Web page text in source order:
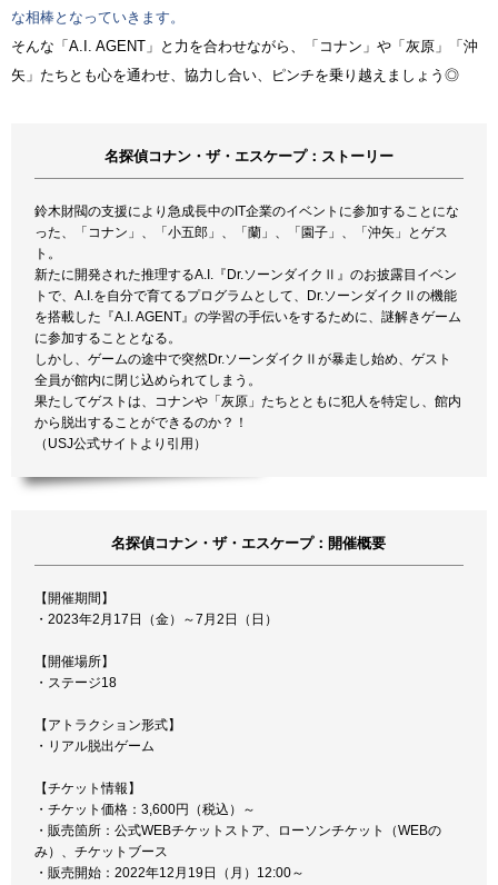
な相棒となっていきます。
そんな「A.I. AGENT」と力を合わせながら、「コナン」や「灰原」「沖
矢」たちとも心を通わせ、協力し合い、ピンチを乗り越えましょう◎
名探偵コナン・ザ・エスケープ：ストーリー
鈴木財閥の支援により急成長中のIT企業のイベントに参加することにな
った、「コナン」、「小五郎」、「蘭」、「園子」、「沖矢」とゲス
ト。
新たに開発された推理するA.I.『Dr.ソーンダイクⅡ』のお披露目イベン
トで、A.I.を自分で育てるプログラムとして、Dr.ソーンダイクⅡの機能
を搭載した『A.I. AGENT』の学習の手伝いをするために、謎解きゲーム
に参加することとなる。
しかし、ゲームの途中で突然Dr.ソーンダイクⅡが暴走し始め、ゲスト
全員が館内に閉じ込められてしまう。
果たしてゲストは、コナンや「灰原」たちとともに犯人を特定し、館内
から脱出することができるのか？！
（USJ公式サイトより引用）
名探偵コナン・ザ・エスケープ：開催概要
【開催期間】
・2023年2月17日（金）～7月2日（日）
【開催場所】
・ステージ18
【アトラクション形式】
・リアル脱出ゲーム
【チケット情報】
・チケット価格：3,600円（税込）～
・販売箇所：公式WEBチケットストア、ローソンチケット（WEBの
み）、チケットブース
・販売開始：2022年12月19日（月）12:00～